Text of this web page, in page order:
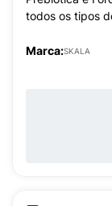
todos os tipos
Marca:SKALA